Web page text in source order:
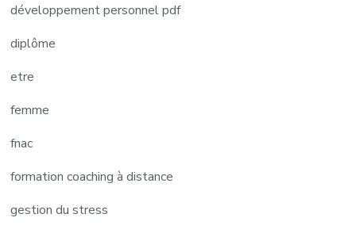
développement personnel pdf
diplôme
etre
femme
fnac
formation coaching à distance
gestion du stress